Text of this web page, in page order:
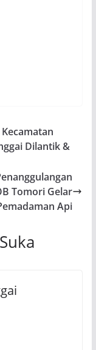
Dilantik &
Tomori Gelar
Api